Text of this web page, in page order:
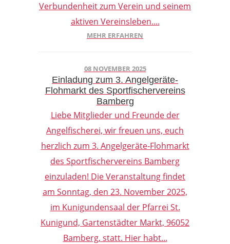
Verbundenheit zum Verein und seinem
aktiven Vereinsleben....
MEHR ERFAHREN
08 NOVEMBER 2025
Einladung zum 3. Angelgeräte-
Flohmarkt des Sportfischervereins
Bamberg
Liebe Mitglieder und Freunde der
Angelfischerei, wir freuen uns, euch
herzlich zum 3. Angelgeräte-Flohmarkt
des Sportfischervereins Bamberg
einzuladen! Die Veranstaltung findet
am Sonntag, den 23. November 2025,
im Kunigundensaal der Pfarrei St.
Kunigund, Gartenstädter Markt, 96052
Bamberg, statt. Hier habt...